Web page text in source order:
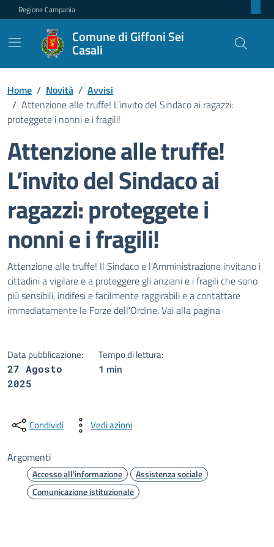
Regione Campania
Comune di Giffoni Sei
Casali
Home / Novità / Avvisi
/ Attenzione alle truffe! L’invito del Sindaco ai ragazzi:
proteggete i nonni e i fragili!
Attenzione alle truffe!
L’invito del Sindaco ai
ragazzi: proteggete i
nonni e i fragili!
Dettagli della notizia
Attenzione alle truffe! Il Sindaco e l'Amministrazione invitano i
cittadini a vigilare e a proteggere gli anziani e i fragili che sono
più sensibili, indifesi e facilmente raggirabili e a contattare
immediatamente le Forze dell'Ordine. Vai alla pagina
Data pubblicazione:
27 Agosto
2025
Tempo di lettura:
1 min
Condividi Vedi azioni
Argomenti
Accesso all'informazione
Assistenza sociale
Comunicazione istituzionale